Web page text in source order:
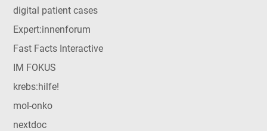
digital patient cases
Expert:innenforum
Fast Facts Interactive
IM FOKUS
krebs:hilfe!
mol-onko
nextdoc